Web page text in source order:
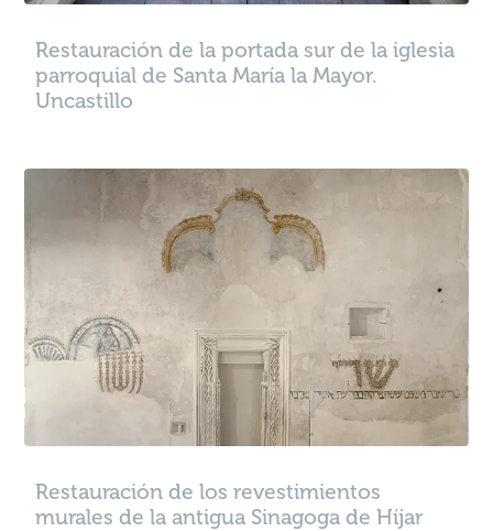
Restauración de la portada sur de la iglesia
parroquial de Santa María la Mayor.
Uncastillo
Restauración de los revestimientos
murales de la antigua Sinagoga de Híjar